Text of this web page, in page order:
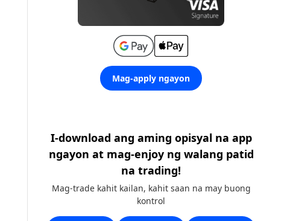
Mag-apply ngayon
I-download ang aming opisyal na app
ngayon at mag-enjoy ng walang patid
na trading!
Mag-trade kahit kailan, kahit saan na may buong
kontrol